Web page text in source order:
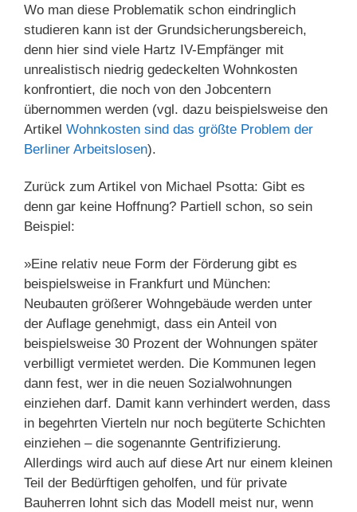
Wo man diese Problematik schon eindringlich
studieren kann ist der Grundsicherungsbereich,
denn hier sind viele Hartz IV-Empfänger mit
unrealistisch niedrig gedeckelten Wohnkosten
konfrontiert, die noch von den Jobcentern
übernommen werden (vgl. dazu beispielsweise den
Artikel Wohnkosten sind das größte Problem der
Berliner Arbeitslosen).
Zurück zum Artikel von Michael Psotta: Gibt es
denn gar keine Hoffnung? Partiell schon, so sein
Beispiel:
»Eine relativ neue Form der Förderung gibt es
beispielsweise in Frankfurt und München:
Neubauten größerer Wohngebäude werden unter
der Auflage genehmigt, dass ein Anteil von
beispielsweise 30 Prozent der Wohnungen später
verbilligt vermietet werden. Die Kommunen legen
dann fest, wer in die neuen Sozialwohnungen
einziehen darf. Damit kann verhindert werden, dass
in begehrten Vierteln nur noch begüterte Schichten
einziehen – die sogenannte Gentrifizierung.
Allerdings wird auch auf diese Art nur einem kleinen
Teil der Bedürftigen geholfen, und für private
Bauherren lohnt sich das Modell meist nur, wenn